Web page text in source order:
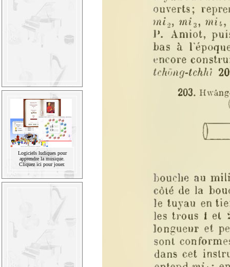
Logiciels ludiques pour
apprendre la musique.
Cliquez ici pour jouer.